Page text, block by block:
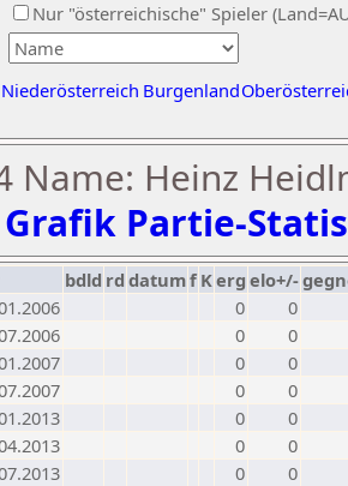
Nur "österreichische" Spieler
Niederösterreich Burgenland
Name: Heinz
Grafik Partie-
bdld rd datumf Kerg elo+/-
0
0
0
0
0
0
0
0
0
0
0
0
0
0